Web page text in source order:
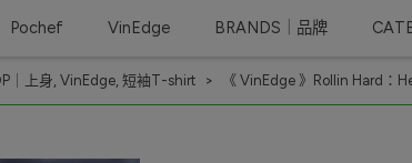
Pochef VinEdge BRANDS｜品牌
｜上身, VinEdge, 短袖T-shirt 《 VinEdge 》Rollin Hard：